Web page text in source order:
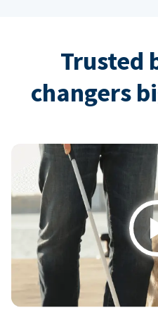
Trusted
changers